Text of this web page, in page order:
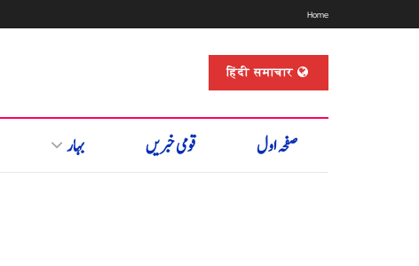
Home
हिंदी समाचार
صفحہ اول قومی خبریں بہار